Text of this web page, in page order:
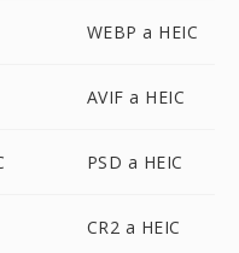
WEBP a HEIC
AVIF a HEIC
PSD a HEIC
CR2 a HEIC